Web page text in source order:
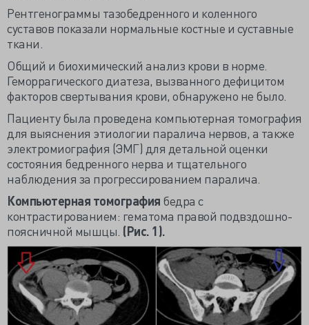
Рентгенограммы тазобедренного и коленного
суставов показали нормальные костные и суставные
ткани.
Общий и биохимический анализ крови в норме.
Геморрагического диатеза, вызванного дефицитом
факторов свертывания крови, обнаружено не было.
Пациенту была проведена компьютерная томография
для выяснения этиологии паралича нервов, а также
электромиография (ЭМГ) для детальной оценки
состояния бедренного нерва и тщательного
наблюдения за прогрессированием паралича.
Компьютерная томография бедра с
контрастированием: гематома правой подвздошно-
поясничной мышцы. (Рис. 1).